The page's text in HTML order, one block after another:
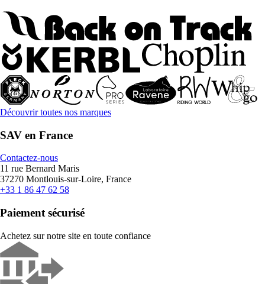
Découvrir toutes nos marques
SAV en France
Contactez-nous
11 rue Bernard Maris
37270 Montlouis-sur-Loire, France
+33 1 86 47 62 58
Paiement sécurisé
Achetez sur notre site en toute confiance